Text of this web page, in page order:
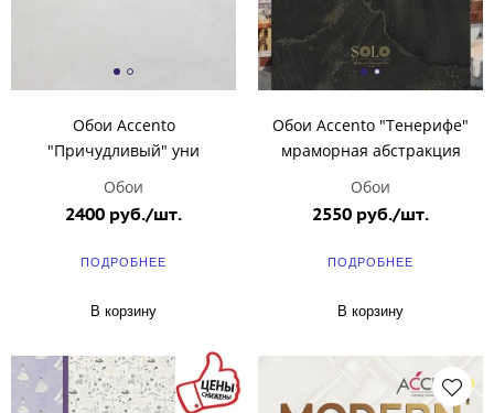
Обои Accento
"Причудливый" уни
Обои
2400 руб./шт.
ПОДРОБНЕЕ
В корзину
Обои Accento "Тенерифе"
мраморная абстракция
Обои
2550 руб./шт.
ПОДРОБНЕЕ
В корзину